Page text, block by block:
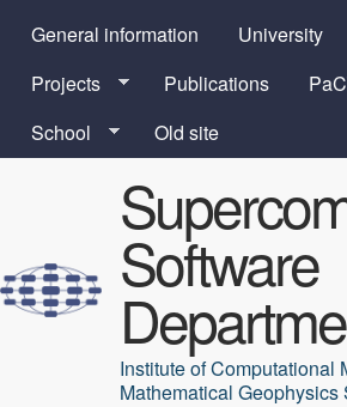
General information University
Projects
Publications
School
Old site
Software
Institute of Computational
Mathematical Geophysics